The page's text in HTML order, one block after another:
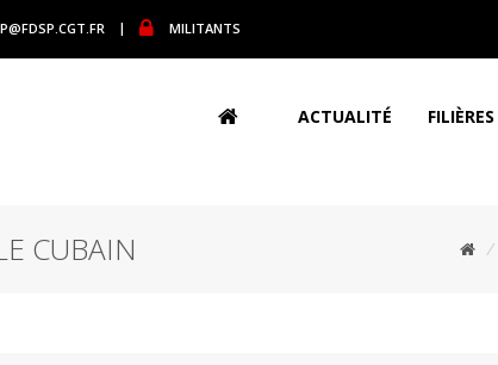
| MILITANTS
ACTUALITÉ FILIÈRES
CUBAIN /